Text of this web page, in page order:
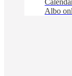
Albo